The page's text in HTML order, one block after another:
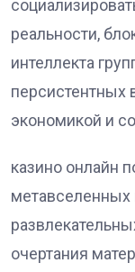
реальности,
интеллекта
персистентных
экономикой и
казино онлайн
очертания